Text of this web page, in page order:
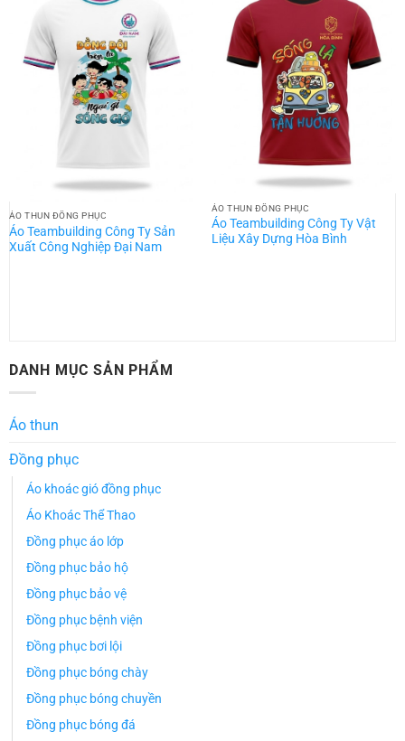
ÁO THUN ĐỒNG PHỤC
Áo Teambuilding Công Ty Sản
Xuất Công Nghiệp Đại Nam
ÁO THUN ĐỒNG PHỤC
Áo Teambuilding Công Ty Vật
Liệu Xây Dựng Hòa Bình
DANH MỤC SẢN PHẨM
Áo thun
Đồng phục
Áo khoác gió đồng phục
Áo Khoác Thể Thao
Đồng phục áo lớp
Đồng phục bảo hộ
Đồng phục bảo vệ
Đồng phục bệnh viện
Đồng phục bơi lội
Đồng phục bóng chày
Đồng phục bóng chuyền
Đồng phục bóng đá